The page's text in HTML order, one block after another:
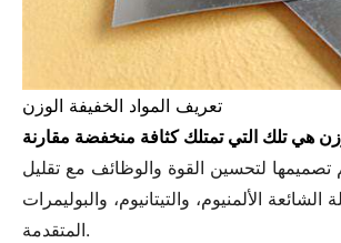
تعريف المواد الخفيفة الوزن
هي تلك التي تمتلك كثافة منخفضة مقارنة
تصميمها لتحسين القوة والوظائف مع تقليل
الألمنيوم، والتيتانيوم، والبوليمرات
المتقدمة.